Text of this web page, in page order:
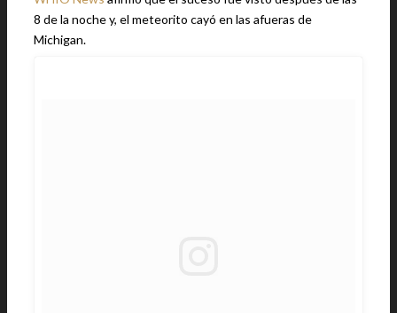
8 de la noche y, el meteorito cayó en las afueras de
Michigan.